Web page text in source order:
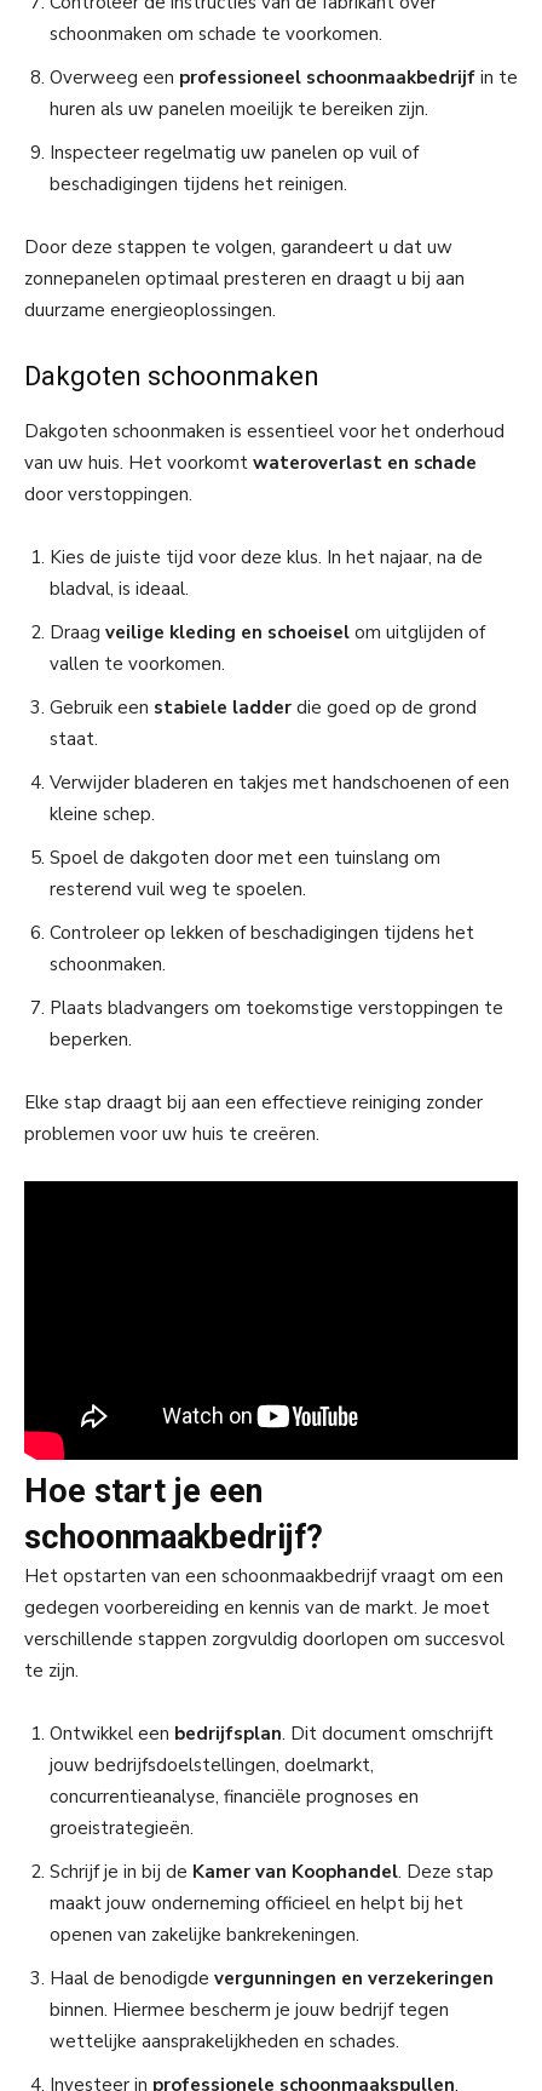
schoonmaken om schade te voorkomen.
Overweeg een professioneel schoonmaakbedrijf in te
huren als uw panelen moeilijk te bereiken zijn.
Inspecteer regelmatig uw panelen op vuil of
beschadigingen tijdens het reinigen.
Door deze stappen te volgen, garandeert u dat uw
zonnepanelen optimaal presteren en draagt u bij aan
duurzame energieoplossingen.
Dakgoten schoonmaken
Dakgoten schoonmaken is essentieel voor het onderhoud
van uw huis. Het voorkomt wateroverlast en schade
door verstoppingen.
Kies de juiste tijd voor deze klus. In het najaar, na de
bladval, is ideaal.
Draag veilige kleding en schoeisel om uitglijden of
vallen te voorkomen.
Gebruik een stabiele ladder die goed op de grond
staat.
Verwijder bladeren en takjes met handschoenen of een
kleine schep.
Spoel de dakgoten door met een tuinslang om
resterend vuil weg te spoelen.
Controleer op lekken of beschadigingen tijdens het
schoonmaken.
Plaats bladvangers om toekomstige verstoppingen te
beperken.
Elke stap draagt bij aan een effectieve reiniging zonder
problemen voor uw huis te creëren.
Hoe start je een
schoonmaakbedrijf?
Het opstarten van een schoonmaakbedrijf vraagt om een
gedegen voorbereiding en kennis van de markt. Je moet
verschillende stappen zorgvuldig doorlopen om succesvol
te zijn.
Ontwikkel een bedrijfsplan. Dit document omschrijft
jouw bedrijfsdoelstellingen, doelmarkt,
concurrentieanalyse, financiële prognoses en
groeistrategieën.
Schrijf je in bij de Kamer van Koophandel. Deze stap
maakt jouw onderneming officieel en helpt bij het
openen van zakelijke bankrekeningen.
Haal de benodigde vergunningen en verzekeringen
binnen. Hiermee bescherm je jouw bedrijf tegen
wettelijke aansprakelijkheden en schades.
Investeer in professionele schoonmaakspullen.